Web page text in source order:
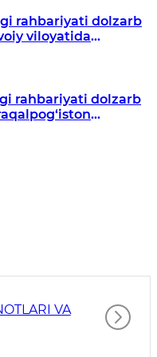
rahbariyati dolzarb
viloyatida
rahbariyati dolzarb
VA